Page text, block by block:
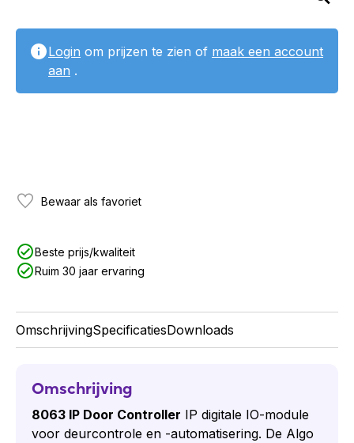
Login om prijzen te zien of maak een account
aan .
Bewaar als favoriet
Beste prijs/kwaliteit
Ruim 30 jaar ervaring
OmschrijvingSpecificatiesDownloads
Omschrijving
8063 IP Door Controller IP digitale IO-module
voor deurcontrole en -automatisering. De Algo